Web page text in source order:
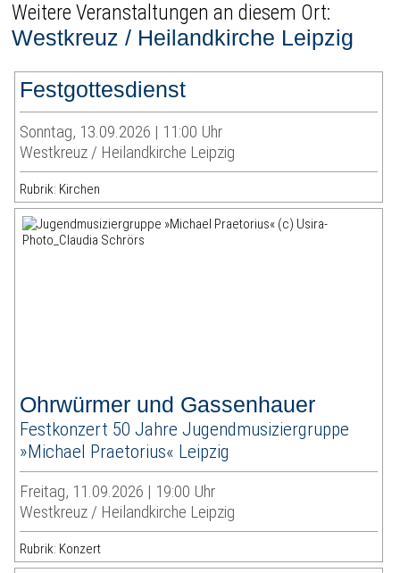
Weitere Veranstaltungen an diesem Ort:
Westkreuz / Heilandkirche Leipzig
Festgottesdienst
Sonntag, 13.09.2026 | 11:00 Uhr
Westkreuz / Heilandkirche Leipzig
Rubrik: Kirchen
Ohrwürmer und Gassenhauer
Festkonzert 50 Jahre Jugendmusiziergruppe
»Michael Praetorius« Leipzig
Freitag, 11.09.2026 | 19:00 Uhr
Westkreuz / Heilandkirche Leipzig
Rubrik: Konzert